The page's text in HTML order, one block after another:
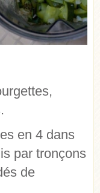
en 4 dans
par tronçons
de